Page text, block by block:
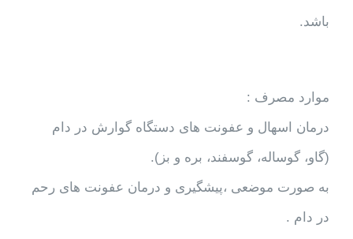
باشد.
موارد مصرف :
درمان اسهال و عفونت های دستگاه گوارش در دام
(گاو، گوساله، گوسفند، بره و بز).
به صورت موضعی ،پیشگیری و درمان عفونت های رحم
در دام .